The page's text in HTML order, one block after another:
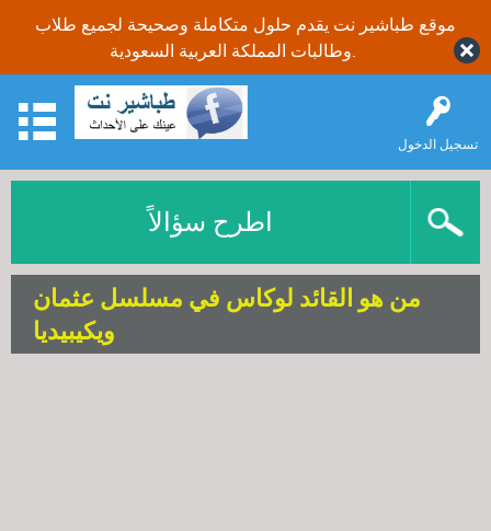
موقع طباشير نت يقدم حلول متكاملة وصحيحة لجميع طلاب
تسجيل الدخول
اطرح سؤالاً
من هو القائد لوكاس في مسلسل عثمان
ويكيبيديا